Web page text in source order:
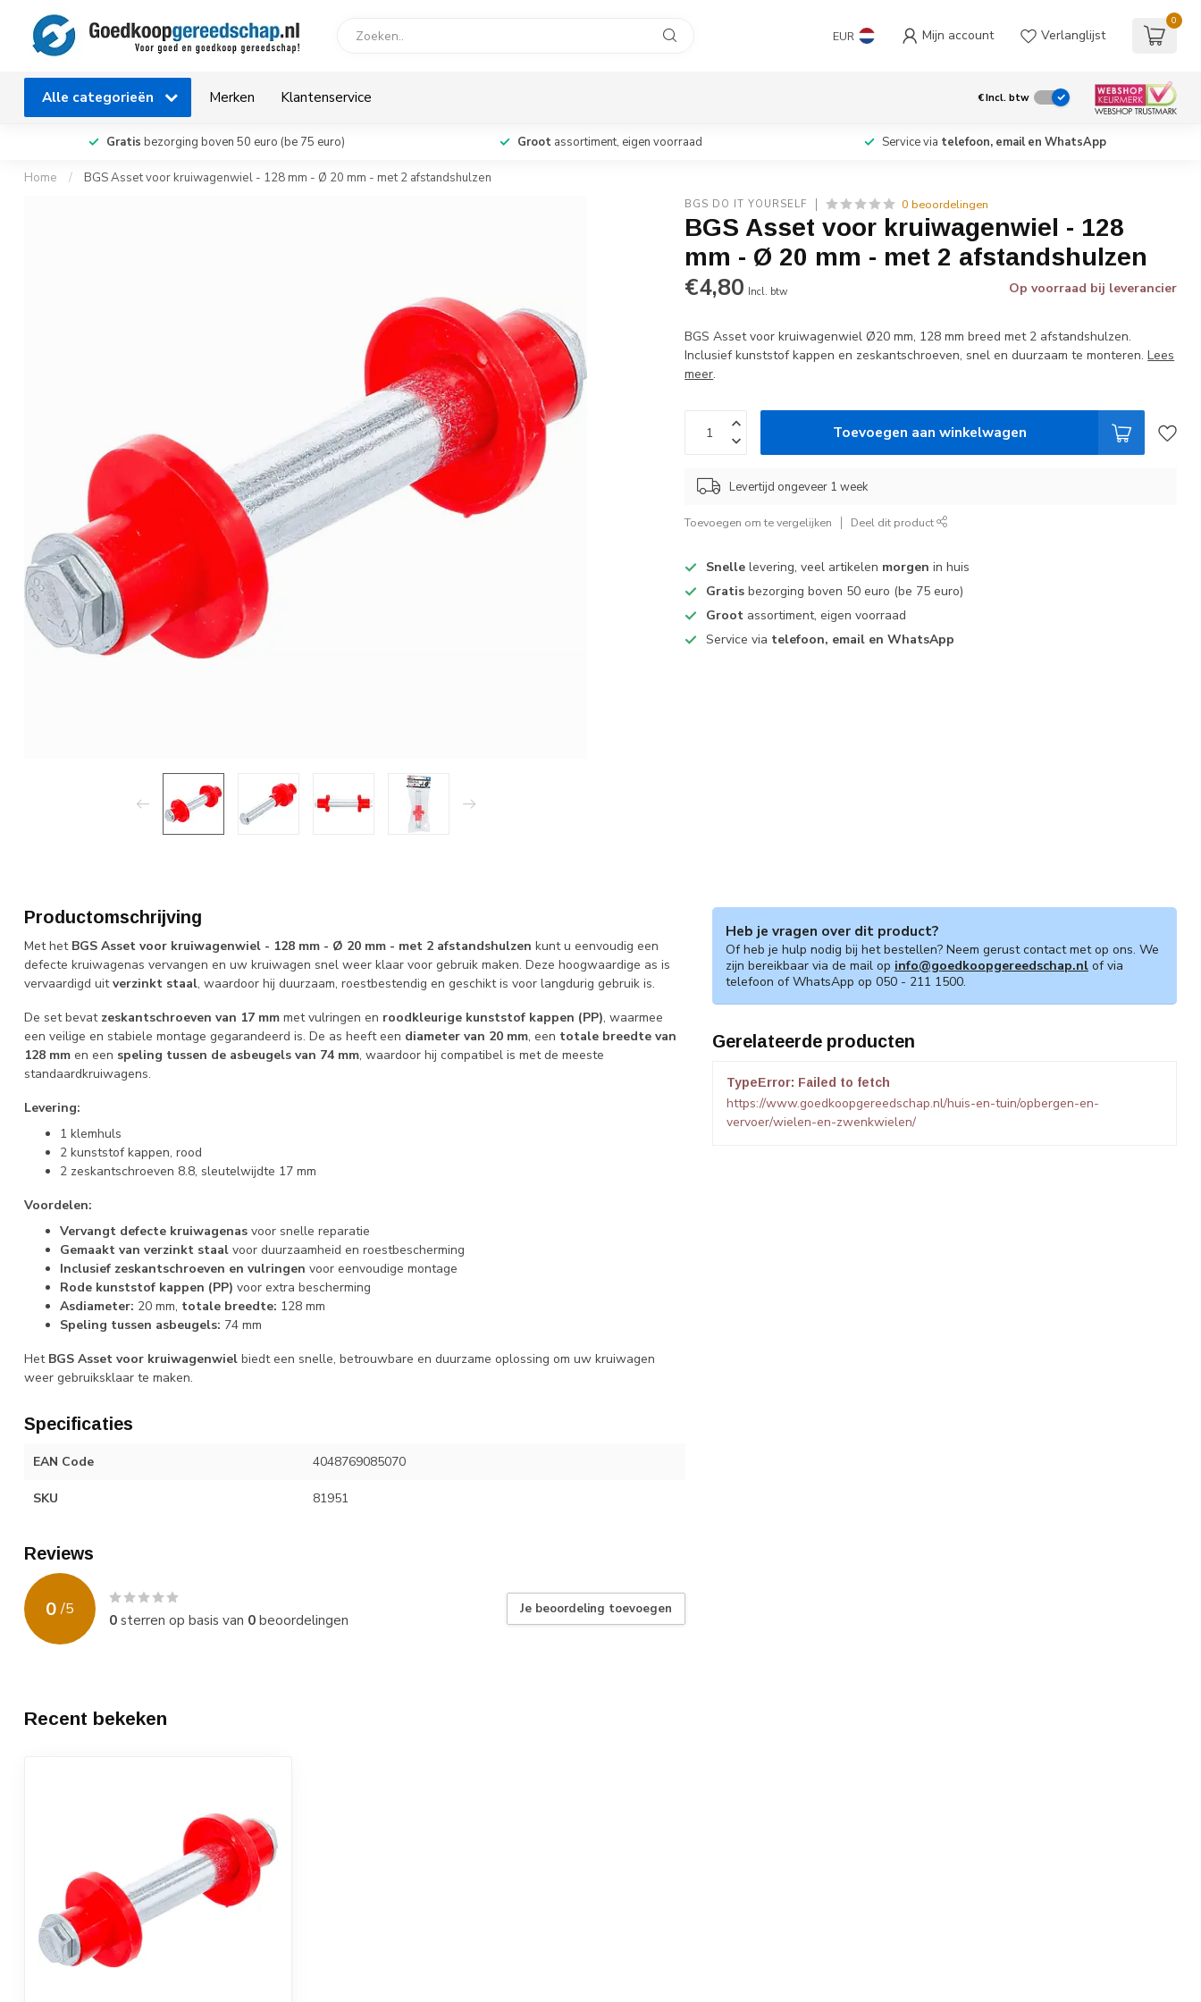
EUR Mijn account Verlanglijst
0
Alle categorieën Merken Klantenservice €Incl. btw
Gratis bezorging boven 50 euro (be 75 euro) Grootassortiment, eigen voorraad Service via telefoon, email en WhatsApp
Home / BGS Asset voor kruiwagenwiel - 128 mm - Ø 20 mm - met 2 afstandshulzen
BGS DO IT YOURSELF 0 beoordelingen
BGS Asset voor kruiwagenwiel - 128
mm - Ø 20 mm - met 2 afstandshulzen
€4,80 Incl. btw Op voorraad bij leverancier
BGS Asset voor kruiwagenwiel Ø20 mm, 128 mm breed met 2 afstandshulzen.
Inclusief kunststof kappen en zeskantschroeven, snel en duurzaam te monteren.Lees
meer.
Toevoegen aan winkelwagen
Levertijd ongeveer 1 week
Toevoegen om te vergelijken Deel dit product
Snelle levering, veel artikelen morgen in huis
Gratis bezorging boven 50 euro (be 75 euro)
Groot assortiment, eigen voorraad
Service via telefoon, email en WhatsApp
Productomschrijving
Met het BGS Asset voor kruiwagenwiel - 128 mm - Ø 20 mm - met 2 afstandshulzen kunt u eenvoudig een
defecte kruiwagenas vervangen en uw kruiwagen snel weer klaar voor gebruik maken. Deze hoogwaardige as is
vervaardigd uitverzinkt staal, waardoor hij duurzaam, roestbestendig en geschikt is voor langdurig gebruik is.
De set bevat zeskantschroeven van 17 mm met vulringen en roodkleurige kunststof kappen (PP), waarmee
een veilige en stabiele montage gegarandeerd is. De as heeft een diameter van 20 mm, een totale breedte van
128 mm en een speling tussen de asbeugels van 74 mm, waardoor hij compatibel is met de meeste
standaardkruiwagens.
Levering:
1 klemhuls
2 kunststof kappen, rood
2 zeskantschroeven 8.8, sleutelwijdte 17 mm
Voordelen:
Vervangt defecte kruiwagenas voor snelle reparatie
Gemaakt van verzinkt staal voor duurzaamheid en roestbescherming
Inclusief zeskantschroeven en vulringen voor eenvoudige montage
Rode kunststof kappen (PP) voor extra bescherming
Asdiameter: 20 mm, totale breedte: 128 mm
Speling tussen asbeugels: 74 mm
Het BGS Asset voor kruiwagenwiel biedt een snelle, betrouwbare en duurzame oplossing om uw kruiwagen
weer gebruiksklaar te maken.
Specificaties
EAN Code 4048769085070
SKU 81951
Reviews
0 /5
0sterren op basis van 0beoordelingen
Je beoordeling toevoegen
Heb je vragen over dit product?
Of heb je hulp nodig bij het bestellen? Neem gerust contact met op ons. We
zijn bereikbaar via de mail op info@goedkoopgereedschap.nl of via
telefoon of WhatsApp op 050 - 211 1500.
Gerelateerde producten
TypeError: Failed to fetch
https://www.goedkoopgereedschap.nl/huis-en-tuin/opbergen-en-
vervoer/wielen-en-zwenkwielen/
Recent bekeken